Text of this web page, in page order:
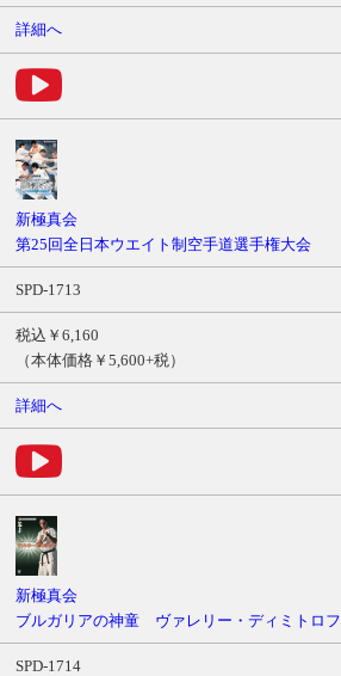
詳細へ
新極真会
第25回全日本ウエイト制空手道選手権大会
SPD-1713
税込￥6,160
（本体価格￥5,600+税）
詳細へ
新極真会
ブルガリアの神童 ヴァレリー・ディミトロフ
SPD-1714